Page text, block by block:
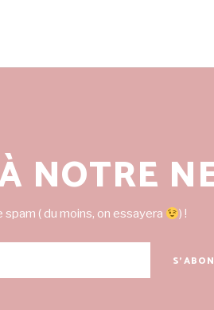
NOTRE
spam ( du moins, on essayera ) !